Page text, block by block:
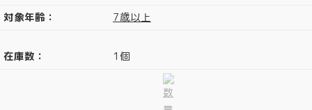
対象年齢：
7歳以上
在庫数： 1個